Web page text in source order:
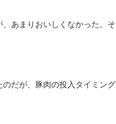
あまりおいしくなかった。そ
だが、豚肉の投入タイミング